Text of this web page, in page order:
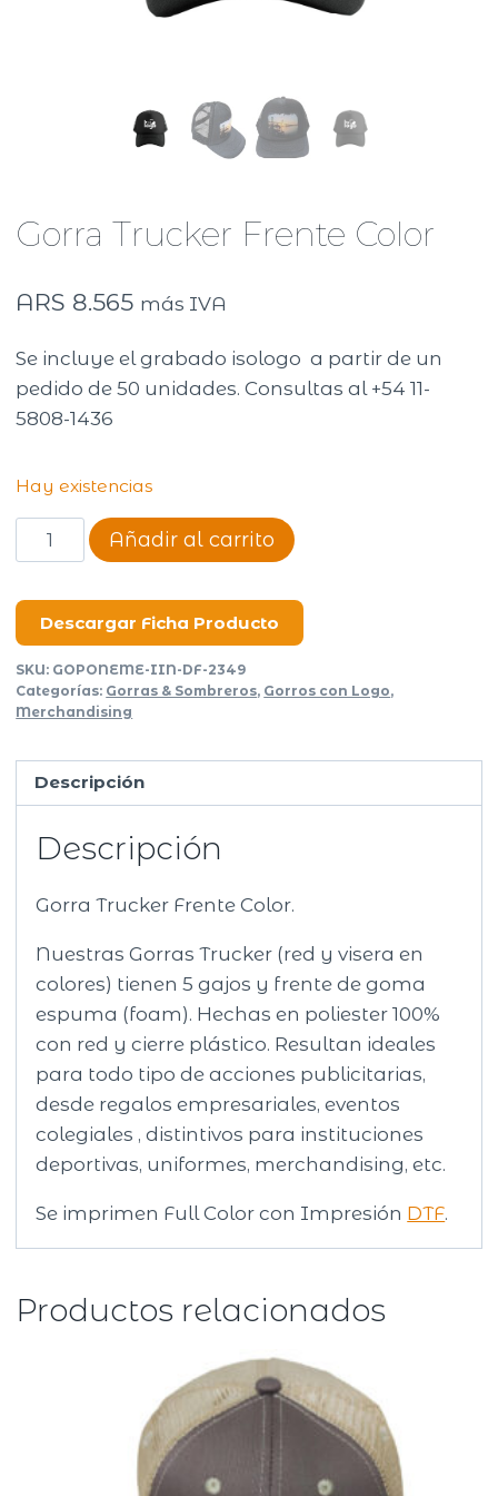
Gorra Trucker Frente Color
ARS 8.565 más IVA
Se incluye el grabado isologo a partir de un
pedido de 50 unidades. Consultas al +54 11-
5808-1436
Hay existencias
Gorra
Trucker
Color
cantidad
Añadir al carrito
Descargar Ficha Producto
SKU: GOPONEME-IIN-DF-2349
Categorías: Gorras & Sombreros, Gorros con Logo,
Merchandising
Descripción
Descripción
Gorra Trucker Frente Color.
Nuestras Gorras Trucker (red y visera en
colores) tienen 5 gajos y frente de goma
espuma (foam). Hechas en poliester 100%
con red y cierre plástico. Resultan ideales
para todo tipo de acciones publicitarias,
desde regalos empresariales, eventos
colegiales , distintivos para instituciones
deportivas, uniformes, merchandising, etc.
Se imprimen Full Color con Impresión DTF.
Productos relacionados